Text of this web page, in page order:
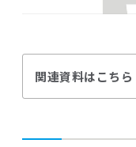
関連資料はこちら